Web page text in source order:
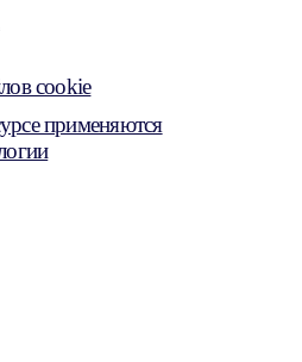
cookie
применяются